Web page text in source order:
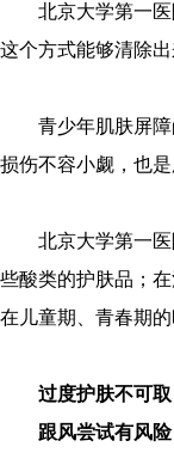
北京大学第一
这个方式能够清除
青少年肌肤屏
损伤不容小觑，也
北京大学第一
些酸类的护肤品；
在儿童期、青春期
过度护肤不可取
跟风尝试有风险